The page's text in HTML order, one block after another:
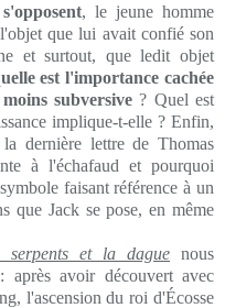
, le jeune homme
que lui avait confié son
et surtout, que ledit objet
est l'importance cachée
subversive ? Quel est
implique-t-elle ? Enfin,
dernière lettre de Thomas
à l'échafaud et pourquoi
faisant référence à un
que Jack se pose, en même
serpents et la dague nous
après avoir découvert avec
l'ascension du roi d'Écosse